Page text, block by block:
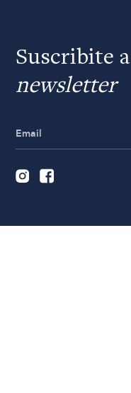
Suscribite
newsletter